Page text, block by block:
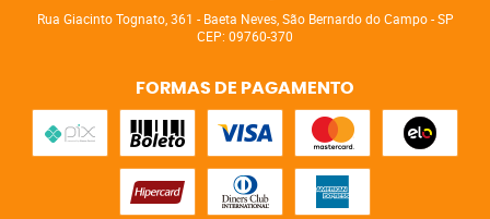
Rua Giacinto Tognato, 361 - Baeta Neves, São Bernardo do Campo-SP
CEP: 09760-370
FORMAS DE PAGAMENTO